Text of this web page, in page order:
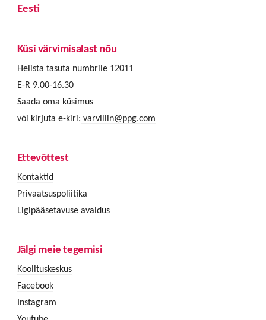
Eesti
Küsi värvimisalast nõu
Helista tasuta numbrile 12011
E-R 9.00-16.30
Saada oma küsimus
või kirjuta e-kiri: varviliin@ppg.com
Ettevõttest
Kontaktid
Privaatsuspoliitika
Ligipääsetavuse avaldus
Jälgi meie tegemisi
Koolituskeskus
Facebook
Instagram